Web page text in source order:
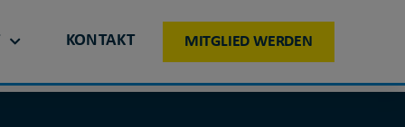
KONTAKT MITGLIED WERDEN